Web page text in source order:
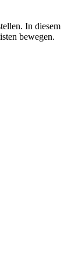
In diesem
bewegen.